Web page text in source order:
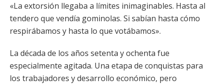
«La extorsión llegaba a límites inimaginables. Hasta al
tendero que vendía gominolas. Si sabían hasta cómo
respirábamos y hasta lo que votábamos».
La década de los años setenta y ochenta fue
especialmente agitada. Una etapa de conquistas para
los trabajadores y desarrollo económico, pero